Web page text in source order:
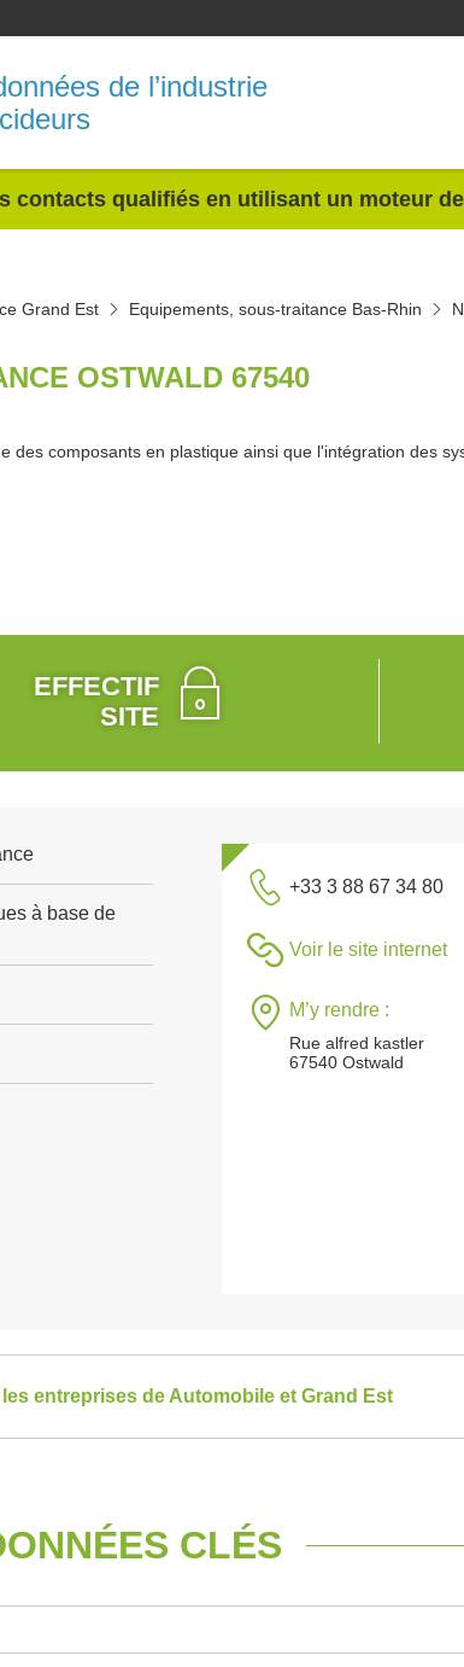
de l’industrie
contacts qualifiés en utilisant un moteur
Grand Est Equipements, sous-traitance Bas-Rhin
OSTWALD 67540
des composants en plastique ainsi que l'intégration des
EFFECTIF
SITE
à base de
+33 3 88 67 34 80
Voir le site internet
M’y rendre :
Rue alfred kastler
67540 Ostwald
entreprises de Automobile et Grand Est
CLÉS